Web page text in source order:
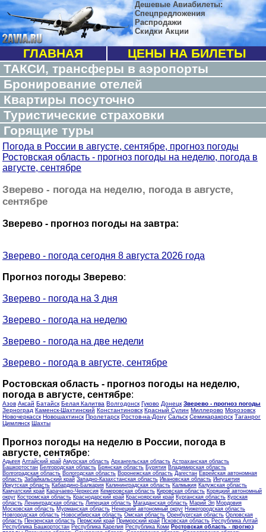
Дешевые Авиабилеты:
Спецпредложения
Распродажи
Скидки Акции
ГЛАВНАЯ
ЦЕНЫ НА БИЛЕТЫ
ТАКСИ, трансферы в аэропорты
Бронирование отелей
Квартиры посуточно
Туристические страховки
Горящие туры
Погода в России в августе, сентябре, прогноз погоды
Ростовская область - прогноз погоды на неделю, погода в
августе, сентябре
Зверево - погода на неделю, погода в августе,
сентябре
Зверево - прогноз погоды на завтра:
Зверево - погода сегодня 8 августа 2026 года
Прогноз погоды Зверево:
Зверево - погода на 3 дня
Зверево - погода на неделю
Зверево - погода на две недели
Зверево - погода в августе, сентябре
Ростовская область - прогноз погоды на неделю,
погода в августе, сентябре:
Азов Аксай Батайск Белая Калитва Волгодонск Гуково Донецк Зверево - прогноз погоды
Зерноград Каменск-Шахтинский Константиновск Красный Сулин Миллерово Морозовск
Новочеркасск Новошахтинск Пролетарск Ростов-на-Дону Сальск Семикаракорск Таганрог
Цимлянск Шахты
Прогноз погоды на неделю в России, погода в
августе, сентябре:
Адыгея Алтайский край Амурская область Архангельская область Астраханская область
Башкортостан Белгородская область Брянская область Бурятия Владимирская область
Волгоградская область Вологодская область Воронежская область Дагестан Еврейская автономная
область Забайкальский край Западно-Казахстанская область Ивановская область Ингушетия
Иркутская область Кабардино-Балкария Калининградская область Калмыкия Калужская область
Камчатский край Карачаево-Черкесия Кемеровская область Кировская область Коряцкий автономный
округ Костромская область Краснодарский край Красноярский край Курганская область Курская
область Ленинградская область Липецкая область Магаданская область Марий Эл Мордовия
Московская область Мурманская область Ненецкий автономный округ Нижегородская область
Новгородская область Новосибирская область Омская область Оренбургская область Орловская
область Пензенская область Пермский край Приморский край Псковская область Республика Алтай
Республика Башкортостан Республика Карелия Республика Коми Ростовская область - прогноз